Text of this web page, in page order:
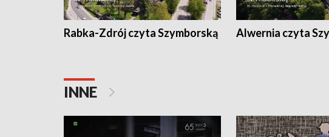
Rabka-Zdrój czyta Szymborską Alwernia czyta
INNE